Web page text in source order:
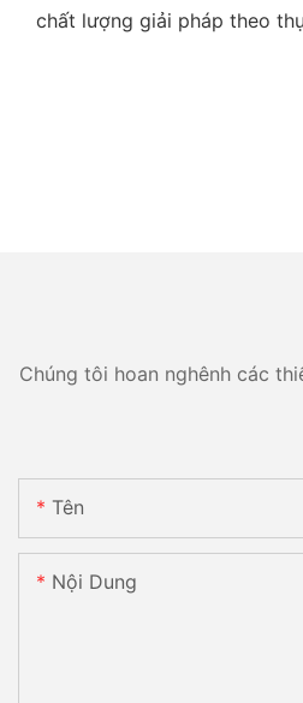
chất lượng giải pháp theo
Chúng tôi hoan nghênh các
Tên
Nội Dung